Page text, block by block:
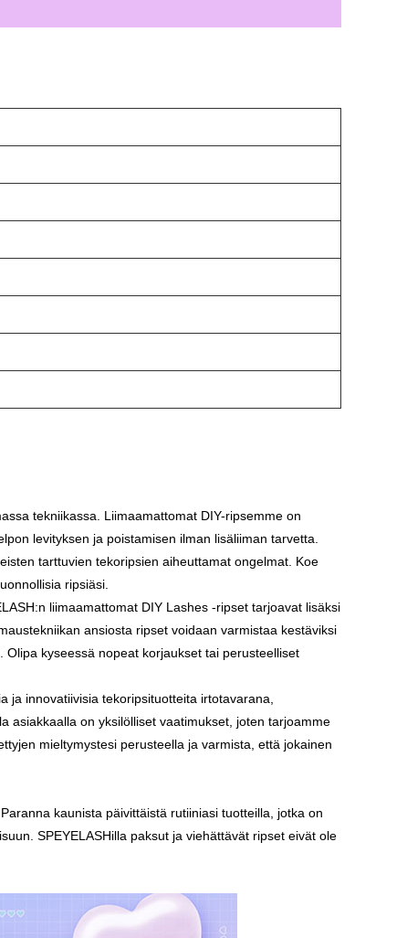
tekniikassa. Liimaamattomat DIY-ripsemme on
levityksen ja poistamisen ilman lisäliiman tarvetta.
tarttuvien tekoripsien aiheuttamat ongelmat. Koe
ripsiäsi.
liimaamattomat DIY Lashes -ripset tarjoavat lisäksi
ansiosta ripset voidaan varmistaa kestäviksi
kyseessä nopeat korjaukset tai perusteelliset
ja innovatiivisia tekoripsituotteita irtotavarana,
asiakkaalla on yksilölliset vaatimukset, joten tarjoamme
mieltymystesi perusteella ja varmista, että jokainen
kaunista päivittäistä rutiiniasi tuotteilla, jotka on
SPEYELASHilla paksut ja viehättävät ripset eivät ole